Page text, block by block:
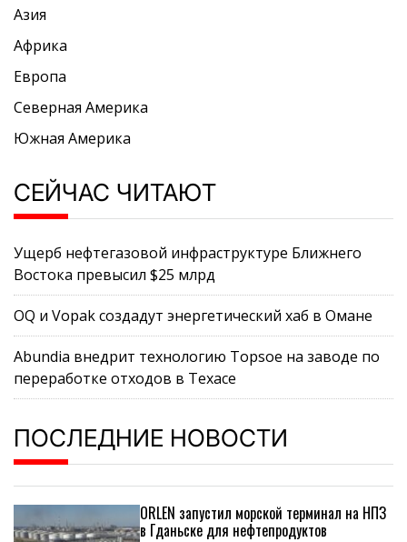
Азия
Африка
Европа
Северная Америка
Южная Америка
СЕЙЧАС ЧИТАЮТ
Ущерб нефтегазовой инфраструктуре Ближнего
Востока превысил $25 млрд
OQ и Vopak создадут энергетический хаб в Омане
Abundia внедрит технологию Topsoe на заводе по
переработке отходов в Техасе
ПОСЛЕДНИЕ НОВОСТИ
ORLEN запустил морской терминал на НПЗ
в Гданьске для нефтепродуктов